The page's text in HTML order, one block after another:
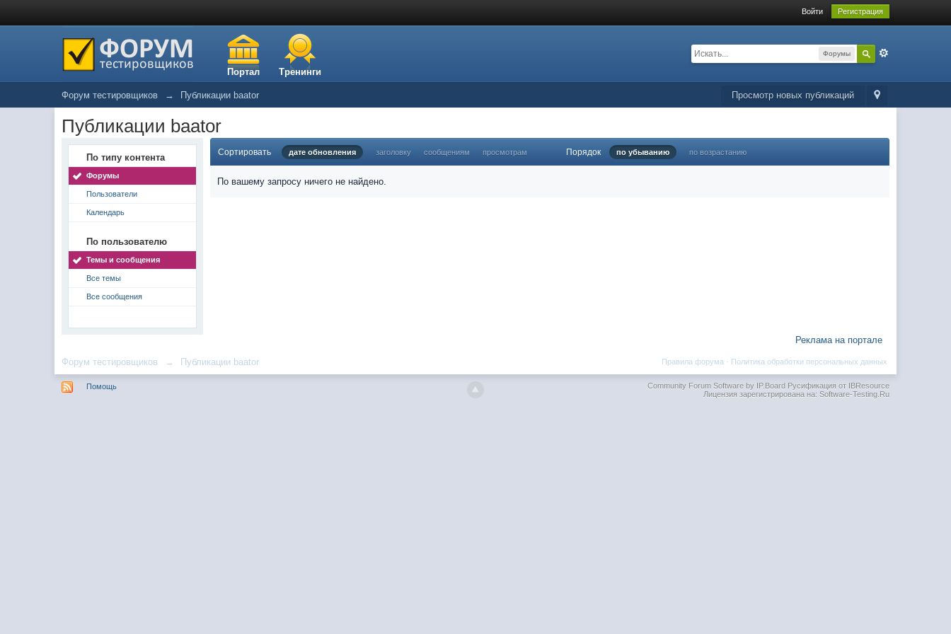
Войти Регистрация
Портал Тренинги
Форумы
Просмотр новых публикаций
Форум тестировщиков → Публикации baator
Публикации baator
По типу контента
Форумы
Пользователи
Календарь
По пользователю
Темы и сообщения
Все темы
Все сообщения
Сортировать дате обновления заголовку сообщениям просмотрам Порядок по убыванию по возрастанию
По вашему запросу ничего не найдено.
Реклама на портале
Форум тестировщиков → Публикации baator Политика обработки персональных данных
Правила форума ·
Помощь Community Forum Software by IP.BoardРусификация от IBResource
Лицензия зарегистрирована на: Software-Testing.Ru